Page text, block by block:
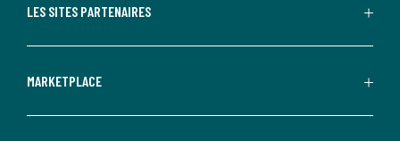
LES SITES PARTENAIRES
MARKETPLACE